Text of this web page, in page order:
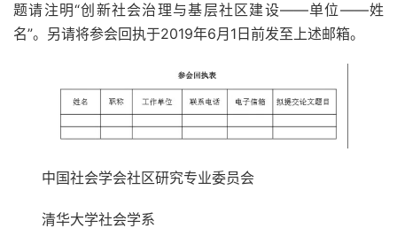
题请注明“创新社会治理与基层社区建设——单位——姓
名”。另请将参会回执于2019年6月1日前发至上述邮箱。
中国社会学会社区研究专业委员会
清华大学社会学系